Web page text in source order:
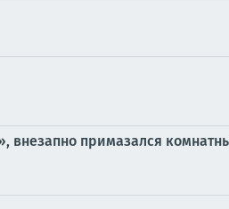
примазался